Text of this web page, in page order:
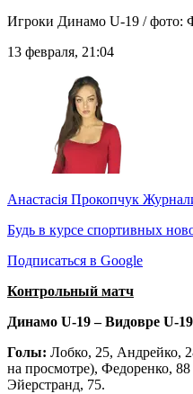
Игроки Динамо U-19 / фото:
13 февраля, 21:04
Анастасія Прокопчук
Будь в курсе спортивных
Подписаться в Google
Контрольный матч
Динамо U-19 – Видовре U-
Голы: Лобко, 25, Андрейко,
на просмотре), Федоренко,
Эйерстранд, 75.